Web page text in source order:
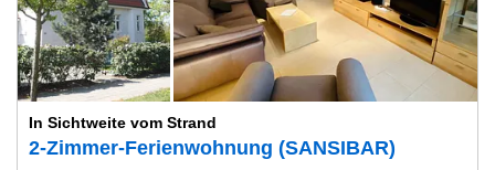
In Sichtweite vom Strand
2-Zimmer-Ferienwohnung (SANSIBAR)